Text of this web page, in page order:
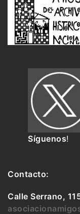
Síguenos!
Contacto:
Calle Serrano,